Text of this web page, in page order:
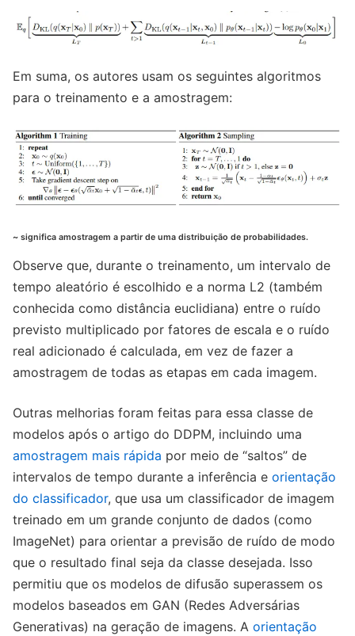
Em suma, os autores usam os seguintes algoritmos
para o treinamento e a amostragem:
~ significa amostragem a partir de uma distribuição de probabilidades.
Observe que, durante o treinamento, um intervalo de
tempo aleatório é escolhido e a norma L2 (também
conhecida como distância euclidiana) entre o ruído
previsto multiplicado por fatores de escala e o ruído
real adicionado é calculada, em vez de fazer a
amostragem de todas as etapas em cada imagem.
Outras melhorias foram feitas para essa classe de
modelos após o artigo do DDPM, incluindo uma
amostragem mais rápida por meio de “saltos” de
intervalos de tempo durante a inferência e orientação
do classificador, que usa um classificador de imagem
treinado em um grande conjunto de dados (como
ImageNet) para orientar a previsão de ruído de modo
que o resultado final seja da classe desejada. Isso
permitiu que os modelos de difusão superassem os
modelos baseados em GAN (Redes Adversárias
Generativas) na geração de imagens. A orientação